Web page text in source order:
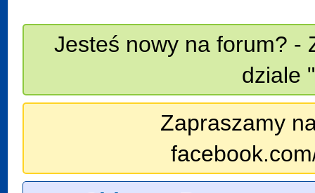
Jesteś nowy na forum? -
dziale
Zapraszamy